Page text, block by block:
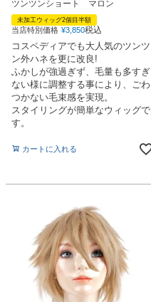
ツンツンショート マロン
未加工ウィッグ2個目半額
当店特別価格 ¥3,850税込
コスペディアでも大人気のツンツ
ン外ハネを更に改良!
ふかしが強過ぎず、毛量も多すぎ
ない様に調整する事により、ごわ
つかない毛束感を実現。
スタイリングが簡単なウィッグで
す。
カートに入れる